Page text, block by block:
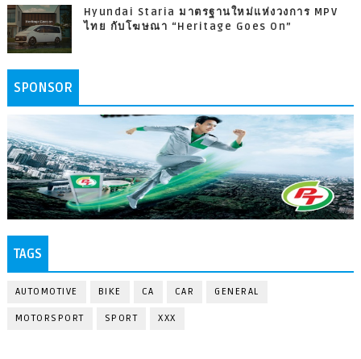
Hyundai Staria มาตรฐานใหม่แห่งวงการ MPV
ไทย กับโฆษณา “Heritage Goes On”
SPONSOR
TAGS
AUTOMOTIVE BIKE CA CAR GENERAL
MOTORSPORT SPORT XXX